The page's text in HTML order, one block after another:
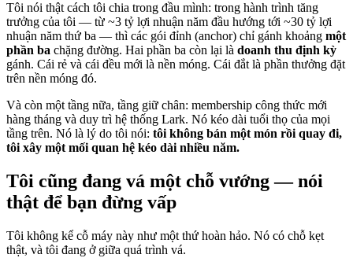
Tôi nói thật cách tôi chia trong đầu mình: trong hành trình tăng
trưởng của tôi — từ ~3 tỷ lợi nhuận năm đầu hướng tới ~30 tỷ lợi
nhuận năm thứ ba — thì các gói đỉnh (anchor) chỉ gánh khoảng một
phần ba chặng đường. Hai phần ba còn lại là doanh thu định kỳ
gánh. Cái rẻ và cái đều mới là nền móng. Cái đắt là phần thưởng đặt
trên nền móng đó.
Và còn một tầng nữa, tầng giữ chân: membership công thức mới
hàng tháng và duy trì hệ thống Lark. Nó kéo dài tuổi thọ của mọi
tầng trên. Nó là lý do tôi nói: tôi không bán một món rồi quay đi,
tôi xây một mối quan hệ kéo dài nhiều năm.
Tôi cũng đang vá một chỗ vướng — nói
thật để bạn đừng vấp
Tôi không kể cỗ máy này như một thứ hoàn hảo. Nó có chỗ kẹt
thật, và tôi đang ở giữa quá trình vá.